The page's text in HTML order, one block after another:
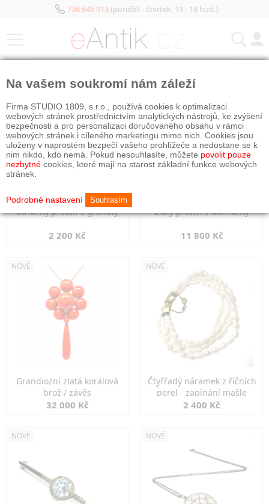
736 646 913(pondělí - čtvrtek, 13 - 18 hod.)
Stříbrný prsten s granáty
2 200 Kč
Zlatý prsten s diamanty
11 800 Kč
NOVÉ
Grandiozní zlatá korálová
brož / závěs
32 000 Kč
NOVÉ
Čtyřřadý náramek z říčních
perel - zapínání mašle
2 400 Kč
NOVÉ NOVÉ
Na vašem soukromí nám záleží
Firma STUDIO 1809, s.r.o., používá cookies k optimalizaci
webových stránek prostřednictvím analytických nástrojů, ke zvýšení
bezpečnosti a pro personalizaci doručovaného obsahu v rámci
webových stránek i cíleného marketingu mimo nich. Cookies jsou
uloženy v naprostém bezpečí vašeho prohlížeče a nedostane se k
nim nikdo, kdo nemá. Pokud nesouhlasíte, můžete povolit pouze
nezbytné cookies, které mají na starost základní funkce webových
stránek.
Podrobné nastavení Souhlasím